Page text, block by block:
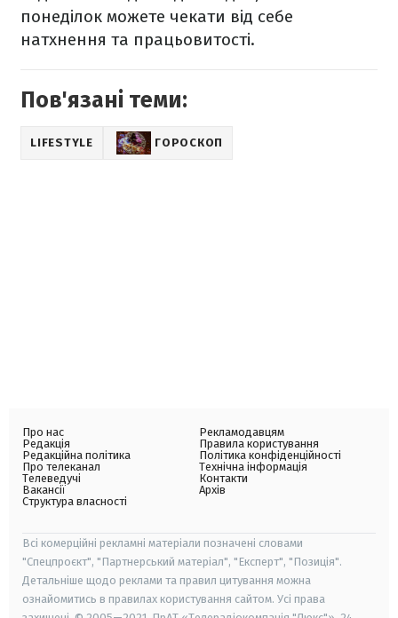
понеділок можете чекати від себе
натхнення та працьовитості.
Пов'язані теми:
LIFESTYLE ГОРОСКОП
Про нас
Редакція
Редакційна політика
Про телеканал
Телеведучі
Вакансії
Структура власності
Рекламодавцям
Правила користування
Політика конфіденційності
Технічна інформація
Контакти
Архів
Всі комерційні рекламні матеріали позначені словами
"Спецпроєкт", "Партнерський матеріал", "Експерт", "Позиція".
Детальніше щодо реклами та правил цитування можна
ознайомитись в правилах користування сайтом. Усі права